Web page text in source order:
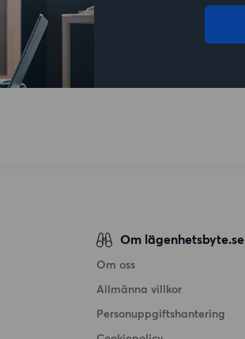
Om lägenhetsbyte.se
Om oss
Allmänna villkor
Personuppgiftshantering